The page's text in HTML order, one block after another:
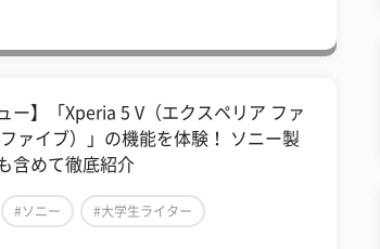
ー】「Xperia 5 V（エクスペリア ファ
ァイブ）」の機能を体験！ ソニー製
含めて徹底紹介
#ソニー #大学生ライター